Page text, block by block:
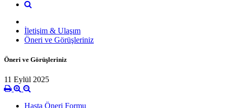
İletişim & Ulaşım
Öneri ve Görüşleriniz
Öneri ve Görüşleriniz
11 Eylül 2025
Hasta Öneri Formu